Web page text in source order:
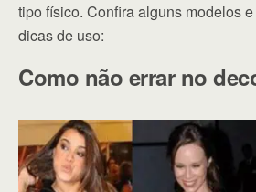
tipo físico. Confira alguns modelos
dicas de uso:
Como não errar no